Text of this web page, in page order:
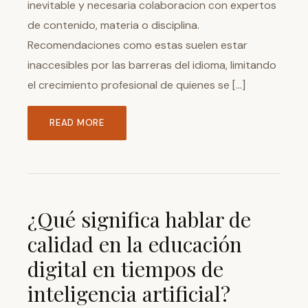
inevitable y necesaria colaboracion con expertos
de contenido, materia o disciplina.
Recomendaciones como estas suelen estar
inaccesibles por las barreras del idioma, limitando
el crecimiento profesional de quienes se […]
READ MORE
¿Qué significa hablar de
calidad en la educación
digital en tiempos de
inteligencia artificial?